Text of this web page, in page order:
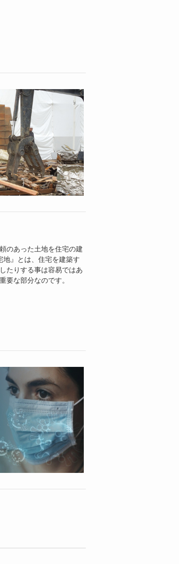
のあった土地を住宅の建
』とは、住宅を建築す
たりする事は容易ではあ
要な部分なのです。